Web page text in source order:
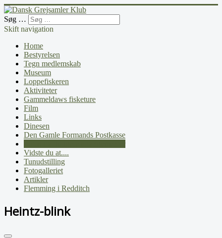
Søg …
Skift navigation
Home
Bestyrelsen
Tegn medlemskab
Museum
Loppefiskeren
Aktiviteter
Gammeldaws fisketure
Film
Links
Dinesen
Den Gamle Formands Postkasse
Vidste du at....
Tunudstilling
Fotogalleriet
Artikler
Flemming i Redditch
Heintz-blink